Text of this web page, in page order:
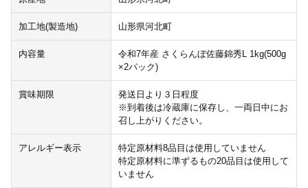
加工地(製造地) 山形県河北町
内容量
令和7年産 さくらんぼ佐藤錦秀L 1kg(500g
×2パック)
賞味期限
発送日より３日程度
※到着後は冷蔵庫に保存し、一両日中にお
召し上がりください。
アレルギー表示
特定原材料8品目は使用していません
特定原材料に準ずるもの20品目は使用して
いません